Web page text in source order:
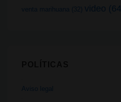
venta marihuana (32) video
Aviso legal